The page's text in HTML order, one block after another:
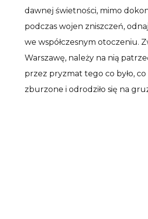
dawnej świetności, mimo
podczas wojen zniszczeń,
we współczesnym otoczeniu.
Warszawę, należy na nią
przez pryzmat tego co było, co
zburzone i odrodziło się na